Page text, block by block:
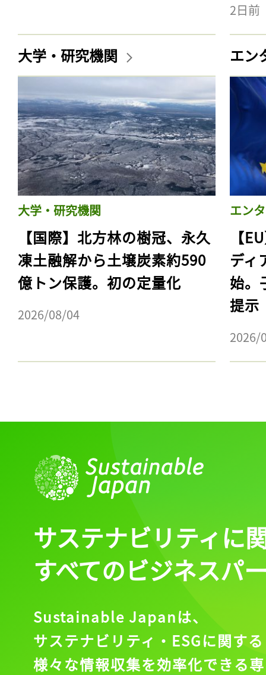
2日前
大学・研究機関
大学・研究機関
【国際】北方林の樹冠、永久
凍土融解から土壌炭素約590
億トン保護。初の定量化
2026/08/04
エン
エン
【
ディ
始。
提示
2026/
サステナビリティに
すべてのビジネスパ
Sustainable Japanは、
サステナビリティ・ESGに関する
様々な情報収集を効率化できる